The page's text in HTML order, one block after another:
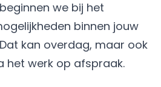
we bij het
binnen jouw
kan overdag, maar ook
het werk op afspraak.